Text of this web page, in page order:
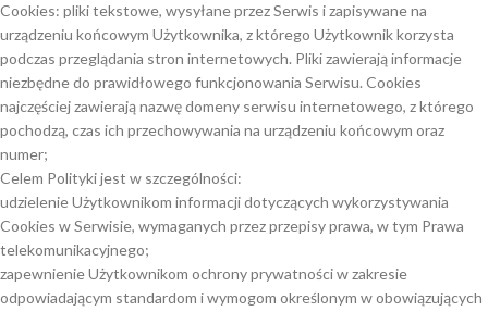
Cookies: pliki tekstowe, wysyłane przez Serwis i zapisywane na
urządzeniu końcowym Użytkownika, z którego Użytkownik korzysta
podczas przeglądania stron internetowych. Pliki zawierają informacje
niezbędne do prawidłowego funkcjonowania Serwisu. Cookies
najczęściej zawierają nazwę domeny serwisu internetowego, z którego
pochodzą, czas ich przechowywania na urządzeniu końcowym oraz
numer;
Celem Polityki jest w szczególności:
udzielenie Użytkownikom informacji dotyczących wykorzystywania
Cookies w Serwisie, wymaganych przez przepisy prawa, w tym Prawa
telekomunikacyjnego;
zapewnienie Użytkownikom ochrony prywatności w zakresie
odpowiadającym standardom i wymogom określonym w obowiązujących